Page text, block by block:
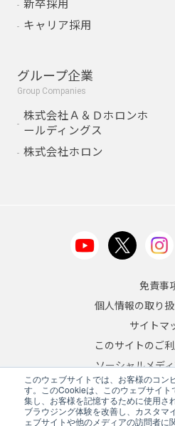
このウェブサイトでは、お客様のコン
す。このCookieは、このウェブサイト
集し、お客様を記憶するために使用さ
ブラウジング体験を改善し、カスタマ
ェブサイトや他のメディアの訪問者に
新卒採用
キャリア採用
グループ企業
Group Companies
株式会社Ａ＆Ｄホロンホ
ールディングス
株式会社ホロン
免責事
個人情報の取り
サイトマ
このサイトのご
ソーシャルメデ
反社会的勢力への
JA/